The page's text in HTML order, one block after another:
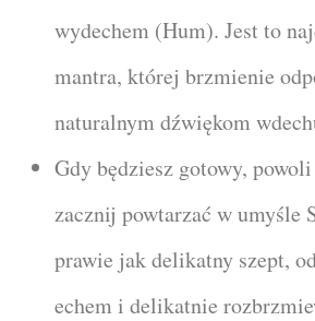
wydechem (Hum). Jest to
mantra, której brzmienie
naturalnym dźwiękom
Gdy będziesz gotowy,
zacznij powtarzać w umyśle
prawie jak delikatny szept,
echem i delikatnie